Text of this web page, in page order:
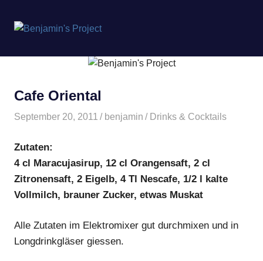
springen
Project
Cafe Oriental
September 20, 2011 benjamin Drinks & Cocktails
Zutaten:
4 cl Maracujasirup, 12 cl Orangensaft, 2 cl
Zitronensaft, 2 Eigelb, 4 Tl Nescafe, 1/2 l kalte
Vollmilch, brauner Zucker, etwas Muskat
Alle Zutaten im Elektromixer gut durchmixen und in
Longdrinkgläser giessen.